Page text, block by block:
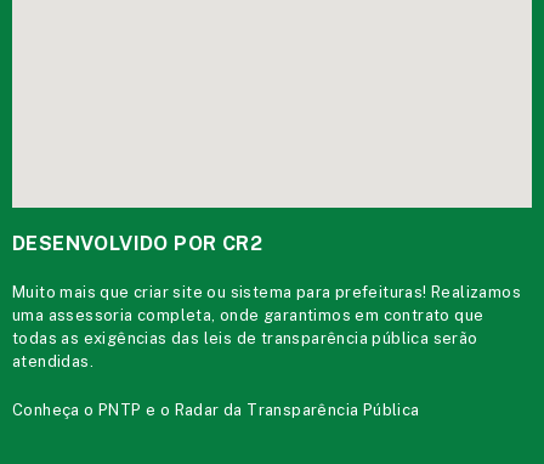
DESENVOLVIDO POR CR2
Muito mais quecriar site ou sistema para prefeituras! Realizamos
uma assessoria completa, onde garantimos em contrato que
todas as exigências das leis de transparência pública serão
atendidas.
Conheça oPNTP e o Radar da Transparência Pública